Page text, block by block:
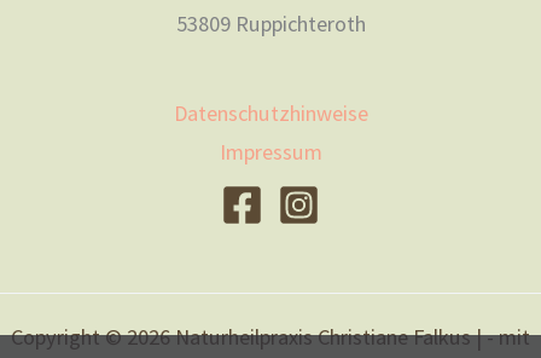
53809 Ruppichteroth
Datenschutzhinweise
Impressum
Copyright © 2026 Naturheilpraxis Christiane Falkus | - mit